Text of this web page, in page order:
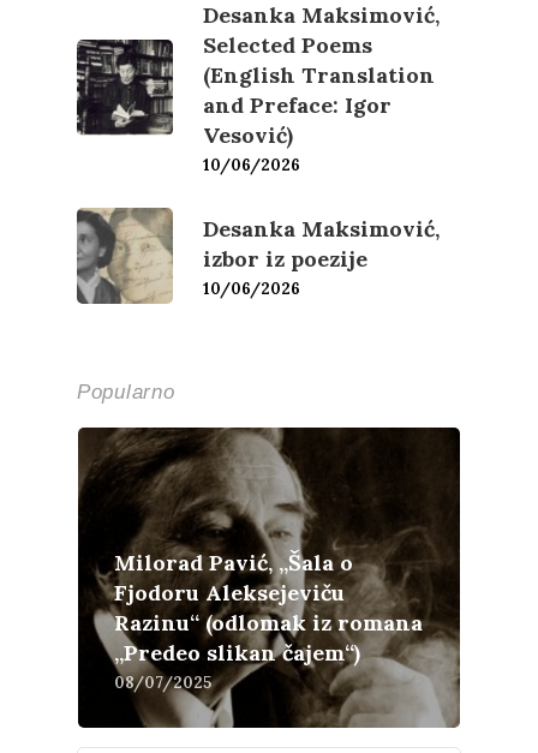
Desanka Maksimović,
Selected Poems
(English Translation
and Preface: Igor
Vesović)
10/06/2026
Desanka Maksimović,
izbor iz poezije
10/06/2026
Popularno
Milorad Pavić, „Šala o
Fjodoru Aleksejeviču
Razinu“ (odlomak iz romana
„Predeo slikan čajem“)
08/07/2025